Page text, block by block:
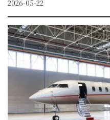
2026-05-22